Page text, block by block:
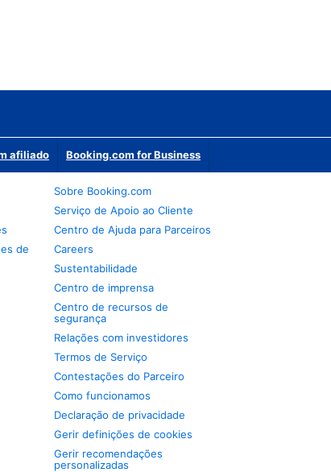
afiliado Booking.com for Business
de
Sobre Booking.com
Serviço de Apoio ao Cliente
Centro de Ajuda para Parceiros
Careers
Sustentabilidade
Centro de imprensa
Centro de recursos de
segurança
Relações com investidores
Termos de Serviço
Contestações do Parceiro
Como funcionamos
Declaração de privacidade
Gerir definições de cookies
Gerir recomendações
personalizadas